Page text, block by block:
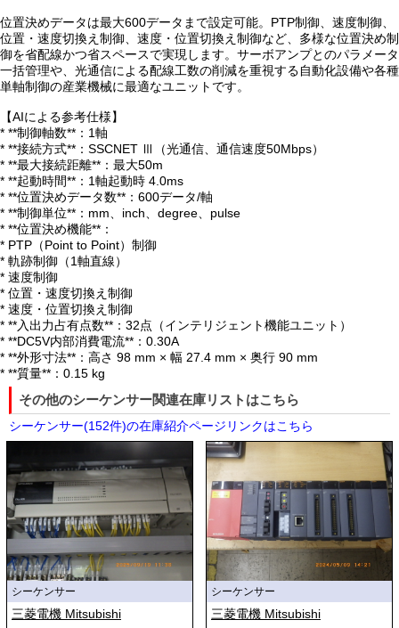
位置決めデータは最大600データまで設定可能。PTP制御、速度制御、
位置・速度切換え制御、速度・位置切換え制御など、多様な位置決め制
御を省配線かつ省スペースで実現します。サーボアンプとのパラメータ
一括管理や、光通信による配線工数の削減を重視する自動化設備や各種
単軸制御の産業機械に最適なユニットです。
【AIによる参考仕様】
* **制御軸数**：1軸
* **接続方式**：SSCNET Ⅲ（光通信、通信速度50Mbps）
* **最大接続距離**：最大50m
* **起動時間**：1軸起動時 4.0ms
* **位置決めデータ数**：600データ/軸
* **制御単位**：mm、inch、degree、pulse
* **位置決め機能**：
* PTP（Point to Point）制御
* 軌跡制御（1軸直線）
* 速度制御
* 位置・速度切換え制御
* 速度・位置切換え制御
* **入出力占有点数**：32点（インテリジェント機能ユニット）
* **DC5V内部消費電流**：0.30A
* **外形寸法**：高さ 98 mm × 幅 27.4 mm × 奥行 90 mm
* **質量**：0.15 kg
その他のシーケンサー関連在庫リストはこちら
シーケンサー(152件)の在庫紹介ページリンクはこちら
シーケンサー
三菱電機 Mitsubishi
シーケンサー
三菱電機 Mitsubishi